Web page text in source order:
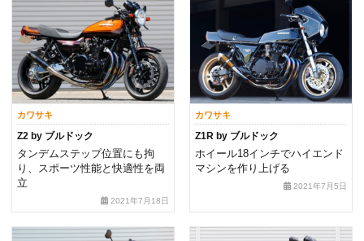
カワサキ
Z2 by ブルドック
タンデムステップ位置にも拘
り、スポーツ性能と快適性を両
立
2021年7月18日
カワサキ
Z1R by ブルドック
ホイール18インチでハイエンド
マシンを作り上げる
2021年7月5日